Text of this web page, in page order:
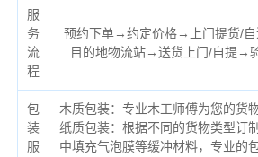
服
务
流
程
预约下单→约定价格→上门提货/
目的地物流站→送货上门/自提→
包
装
服
木质包装：专业木工师傅为您的货
纸质包装：根据不同的货物类型订
中填充气泡膜等缓冲材料，专业的